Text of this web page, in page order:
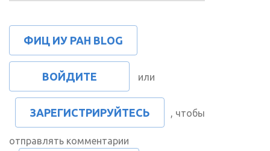
ФИЦ ИУ РАН BLOG
ВОЙДИТЕ или
ЗАРЕГИСТРИРУЙТЕСЬ , чтобы
отправлять комментарии